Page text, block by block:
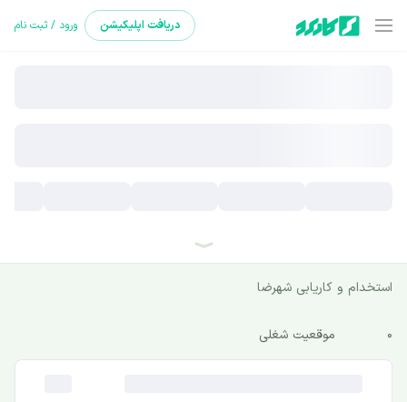
دریافت اپلیکیشن ورود / ثبت نام
استخدام و کاریابی شهرضا
0 موقعیت شغلی